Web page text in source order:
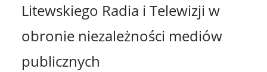
Litewskiego Radia i Telewizji w
obronie niezależności mediów
publicznych